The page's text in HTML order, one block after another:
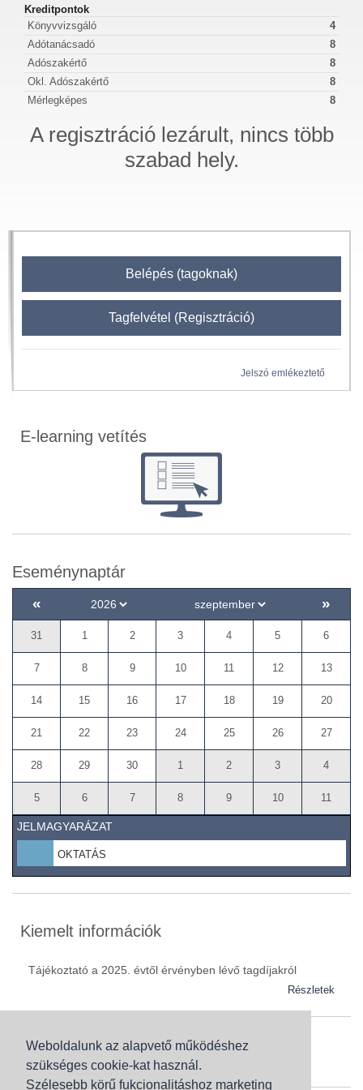
Weboldalunk az alapvető működéshez
szükséges cookie-kat használ.
Szélesebb körű fukcionalitáshoz marketing
Kreditpontok
Könyvvizsgáló
4
Adótanácsadó
8
Adószakértő
8
Okl. Adószakértő
8
Mérlegképes
8
A regisztráció lezárult, nincs több
szabad hely.
Belépés (tagoknak)
Tagfelvétel (Regisztráció)
Jelszó emlékeztető
E-learning vetítés
Eseménynaptár
« »
31 1 2 3 4 5 6
7 8 9 10 11 12 13
14 15 16 17 18 19 20
21 22 23 24 25 26 27
28 29 30 1 2 3 4
5 6 7 8 9 10 11
JELMAGYARÁZAT
OKTATÁS
Kiemelt információk
Tájékoztató a 2025. évtől érvényben lévő tagdíjakról
Részletek
Szaknévsor
Szaknévsorunk folyamatosan bővül.